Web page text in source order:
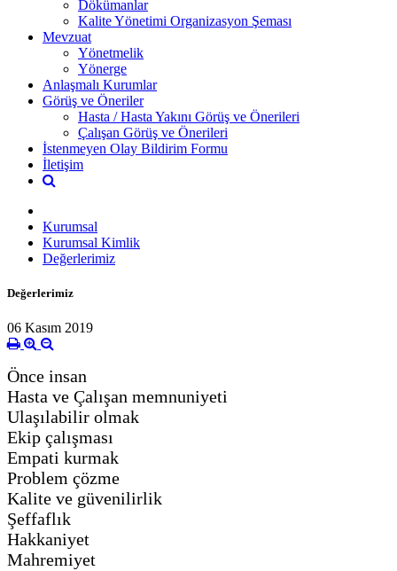
Dökümanlar
Kalite Yönetimi Organizasyon Şeması
Mevzuat
Yönetmelik
Yönerge
Anlaşmalı Kurumlar
Görüş ve Öneriler
Hasta / Hasta Yakını Görüş ve Önerileri
Çalışan Görüş ve Önerileri
İstenmeyen Olay Bildirim Formu
İletişim
Kurumsal
Kurumsal Kimlik
Değerlerimiz
Değerlerimiz
06 Kasım 2019
Önce insan
Hasta ve Çalışan memnuniyeti
Ulaşılabilir olmak
Ekip çalışması
Empati kurmak
Problem çözme
Kalite ve güvenilirlik
Şeffaflık
Hakkaniyet
Mahremiyet